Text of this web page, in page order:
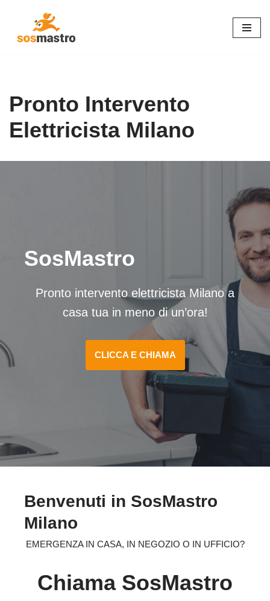
Pronto Intervento
Elettricista Milano
SosMastro
Pronto intervento elettricista Milano a
casa tua in meno di un’ora!
CLICCA E CHIAMA
Benvenuti in SosMastro
Milano
EMERGENZA IN CASA, IN NEGOZIO O IN UFFICIO?
Chiama SosMastro